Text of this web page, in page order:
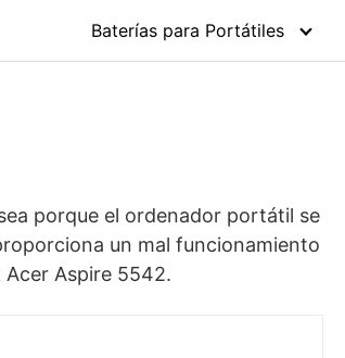
Baterías para Portátiles
porque el ordenador portátil se
un mal funcionamiento
Aspire 5542.